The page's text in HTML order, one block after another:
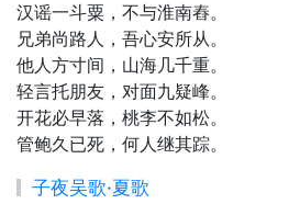
汉谣一斗粟，不与淮南舂。
兄弟尚路人，吾心安所从。
他人方寸间，山海几千重。
轻言托朋友，对面九疑峰。
开花必早落，桃李不如松。
管鲍久已死，何人继其踪。
子夜吴歌·夏歌